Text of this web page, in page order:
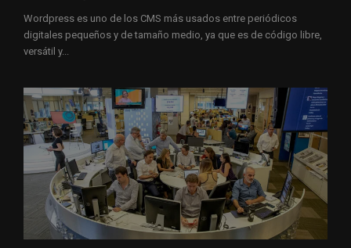
Wordpress es uno de los CMS más usados entre periódicos
digitales pequeños y de tamaño medio, ya que es de código libre,
versátil y...